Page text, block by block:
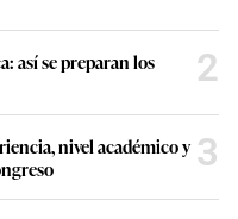
así se preparan los
2
nivel académico y 3